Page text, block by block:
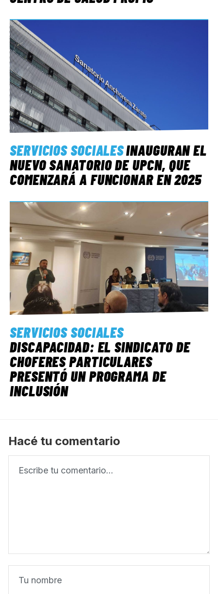
SERVICIOS SOCIALESINAUGURAN EL
NUEVO SANATORIO DE UPCN, QUE
COMENZARÁ A FUNCIONAR EN 2025
SERVICIOS SOCIALES
DISCAPACIDAD: EL SINDICATO DE
CHOFERES PARTICULARES
PRESENTÓ UN PROGRAMA DE
INCLUSIÓN
Hacé tu comentario